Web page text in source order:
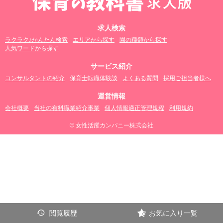
求人検索
ラクラク♪かんたん検索 エリアから探す
園の種類から探す
人気ワードから探す
サービス紹介
コンサルタントの紹介 保育士転職体験談 よくある質問 採用ご担当者様へ
運営情報
会社概要 当社の有料職業紹介事業 個人情報適正管理規程 利用規約
© 女性活躍カンパニー株式会社
閲覧履歴 お気に入り一覧